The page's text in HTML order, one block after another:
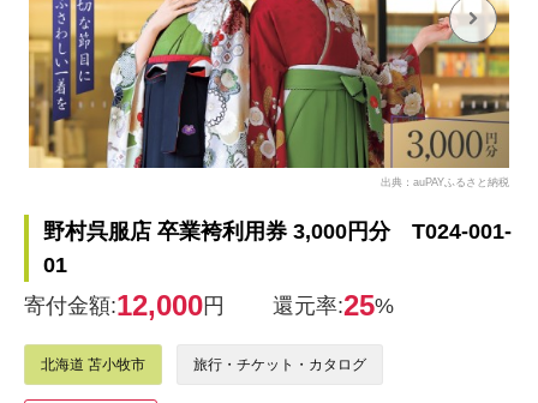
出典：auPAYふるさと納税
野村呉服店 卒業袴利用券 3,000円分 T024-001-
01
寄付金額:12,000円 還元率:25%
北海道 苫小牧市 旅行・チケット・カタログ